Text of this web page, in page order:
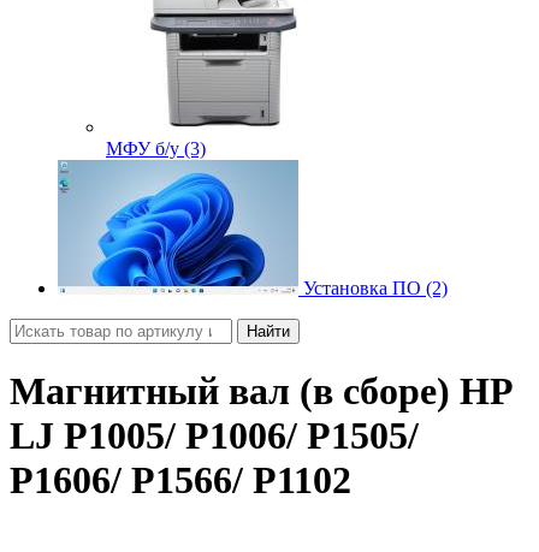
МФУ б/у (3)
Установка ПО (2)
Найти
Магнитный вал (в сборе) HP
LJ P1005/ P1006/ P1505/
P1606/ P1566/ P1102